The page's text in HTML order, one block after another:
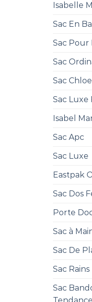
Isabelle
Sac En
Sac Pour
Sac
Sac Chloe
Sac Luxe
Isabel
Sac Apc
Sac Luxe
Eastpak
Sac Dos
Porte
Sac à
Sac De
Sac Rains
Sac